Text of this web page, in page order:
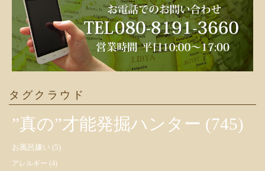
タグクラウド
”真の”才能発掘ハンター (745)
お風呂嫌い (5)
アレルギー (4)